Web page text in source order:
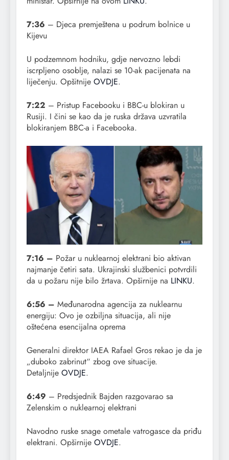
7:36 – Djeca premještena u podrum bolnice u
Kijevu
U podzemnom hodniku, gdje nervozno lebdi
iscrpljeno osoblje, nalazi se 10-ak pacijenata na
liječenju. Opšitnije OVDJE.
7:22 – Pristup Facebooku i BBC-u blokiran u
Rusiji. I čini se kao da je ruska država uzvratila
blokiranjem BBC-a i Facebooka.
7:16 – Požar u nuklearnoj elektrani bio aktivan
najmanje četiri sata. Ukrajinski službenici potvrdili
da u požaru nije bilo žrtava. Opširnije na LINKU.
6:56 – Međunarodna agencija za nuklearnu
energiju: Ovo je ozbiljna situacija, ali nije
oštećena esencijalna oprema
Generalni direktor IAEA Rafael Gros rekao je da je
„duboko zabrinut“ zbog ove situacije.
Detaljnije OVDJE.
6:49 – Predsjednik Bajden razgovarao sa
Zelenskim o nuklearnoj elektrani
Navodno ruske snage ometale vatrogasce da priđu
elektrani. Opširnije OVDJE.